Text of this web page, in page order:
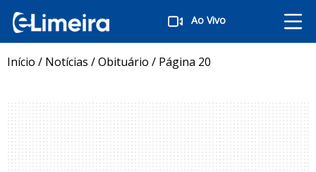
Ao Vivo
Início / Notícias /Obituário / Página 20